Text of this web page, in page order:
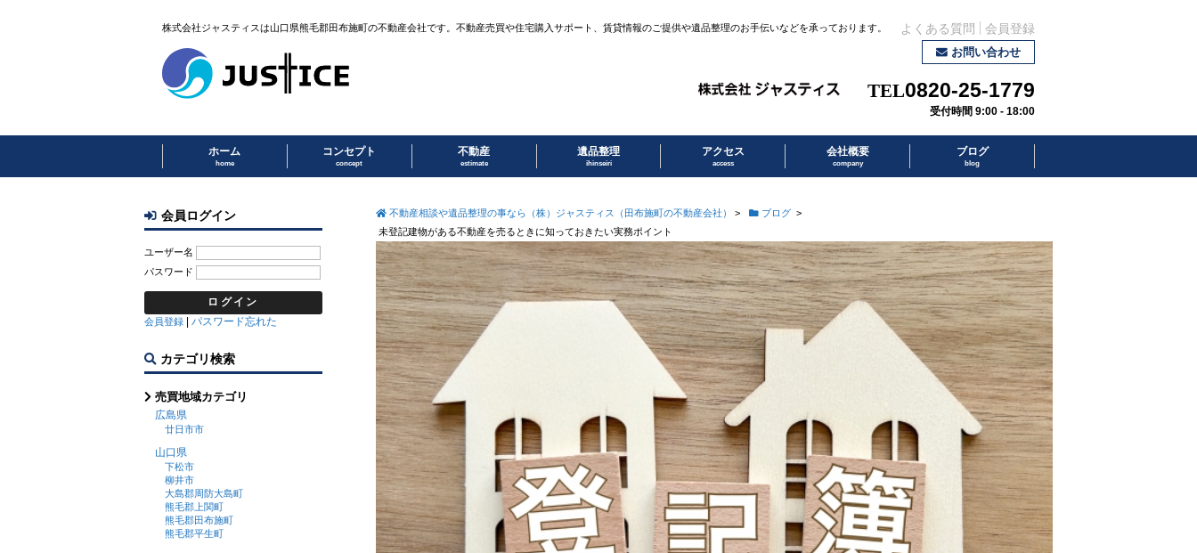
株式会社ジャスティスは山口県熊毛郡田布施町の不動産会社です。不動産売買や住宅購入サポート、賃貸情報のご提供や遺品整理のお手伝いなどを承っております。 よくある質問
会員登録
お問い合わせ
0820-25-1779
受付時間 9:00 - 18:00
ホーム
home
コンセプト
concept
不動産
estimate
遺品整理
ihinseiri
アクセス
access
会社概要
company
ブログ
blog
不動産相談や遺品整理の事なら（株）ジャスティス（田布施町の不動産会社） > ブログ >
未登記建物がある不動産を売るときに知っておきたい実務ポイント
会員ログイン
ユーザー名
パスワード
会員登録 | パスワード忘れた
カテゴリ検索
売買地域カテゴリ
広島県
廿日市市
山口県
下松市
柳井市
大島郡周防大島町
熊毛郡上関町
熊毛郡田布施町
熊毛郡平生町